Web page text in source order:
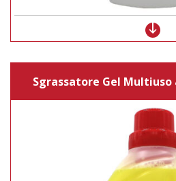
Sgrassatore Gel Multiuso